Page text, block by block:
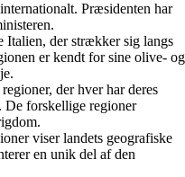
Præsidenten har
Italien, der strækker sig langs
er kendt for sine olive- og
der hver har deres
De forskellige regioner
viser landets geografiske
en unik del af den